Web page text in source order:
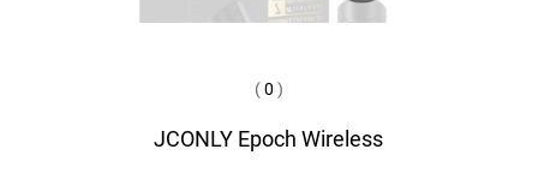
(0 )
JCONLY Epoch Wireless